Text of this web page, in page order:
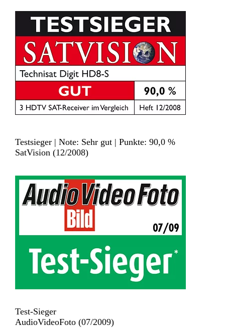
Testsieger | Note: Sehr gut | Punkte: 90,0 %
SatVision (12/2008)
Test-Sieger
AudioVideoFoto (07/2009)